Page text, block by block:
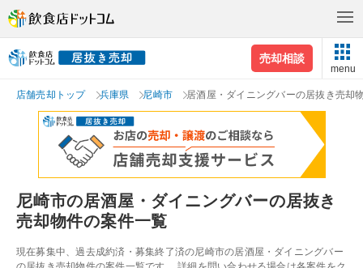
売却相談
menu
店舗売却トップ 兵庫県 尼崎市 居酒屋・ダイニングバーの居抜き売却
尼崎市の居酒屋・ダイニングバーの居抜き
売却物件の案件一覧
現在募集中、過去成約済・募集終了済の尼崎市の居酒屋・ダイニングバー